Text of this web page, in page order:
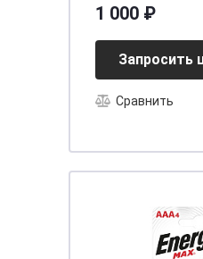
1 000 ₽
Запросить
Сравнить